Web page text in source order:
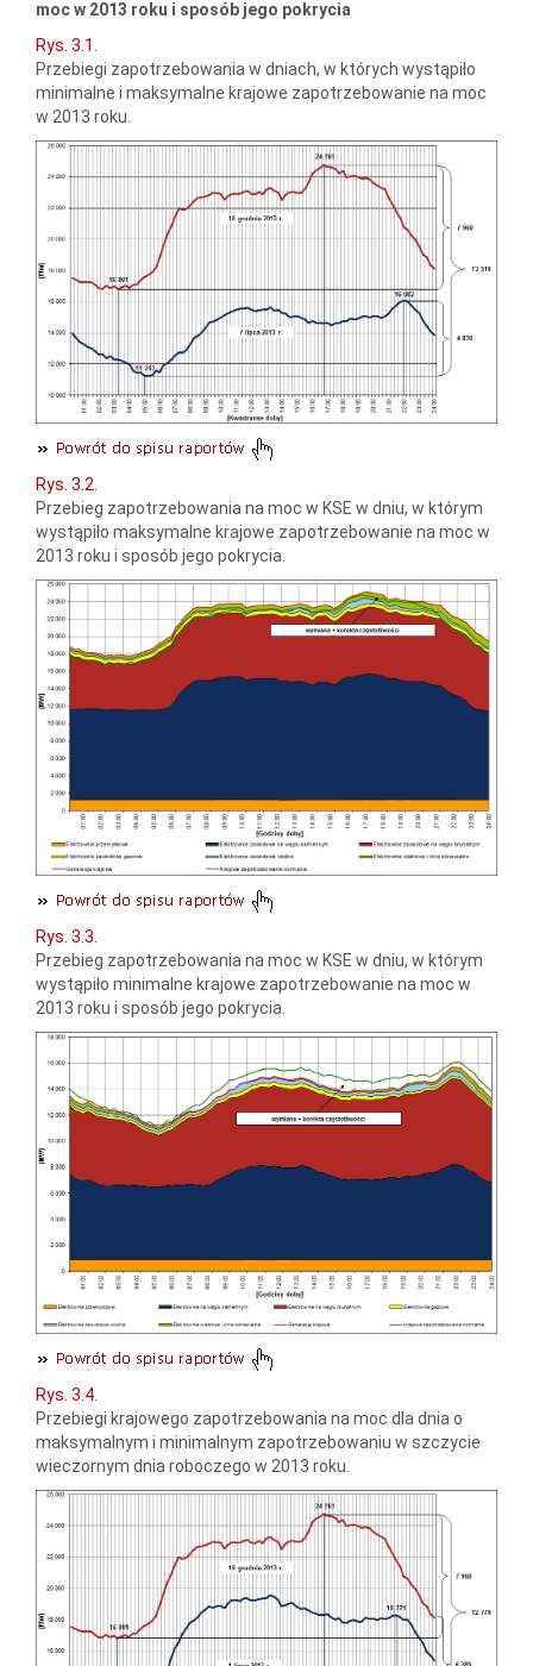
moc w 2013 roku i sposób jego pokrycia
Rys. 3.1.
Przebiegi zapotrzebowania w dniach, w których wystąpiło
minimalne i maksymalne krajowe zapotrzebowanie na moc
w 2013 roku.
Rys. 3.2.
Przebieg zapotrzebowania na moc w KSE w dniu, w którym
wystąpiło maksymalne krajowe zapotrzebowanie na moc w
2013 roku i sposób jego pokrycia.
Rys. 3.3.
Przebieg zapotrzebowania na moc w KSE w dniu, w którym
wystąpiło minimalne krajowe zapotrzebowanie na moc w
2013 roku i sposób jego pokrycia.
Rys. 3.4.
Przebiegi krajowego zapotrzebowania na moc dla dnia o
maksymalnym i minimalnym zapotrzebowaniu w szczycie
wieczornym dnia roboczego w 2013 roku.